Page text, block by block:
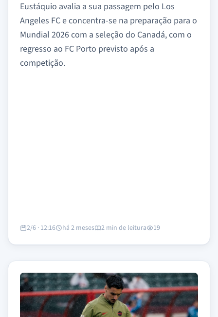
Eustáquio avalia a sua passagem pelo Los
Angeles FC e concentra-se na preparação para o
Mundial 2026 com a seleção do Canadá, com o
regresso ao FC Porto previsto após a
competição.
2/6 · 12:16 há 2 meses 2 min de leitura 19